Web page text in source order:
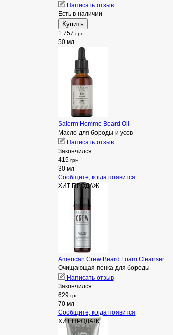
Написать отзыв
Есть в наличии
1 757 грн
50 мл
Salerm Homme Beard Oil
Масло для бороды и усов
Написать отзыв
Закончился
415 грн
30 мл
Сообщите, когда появится
ХИТ ПРОДАЖ
American Crew Beard Foam Cleanser
Очищающая пенка для бороды
Написать отзыв
Закончился
629 грн
70 мл
Сообщите, когда появится
ХИТ ПРОДАЖ